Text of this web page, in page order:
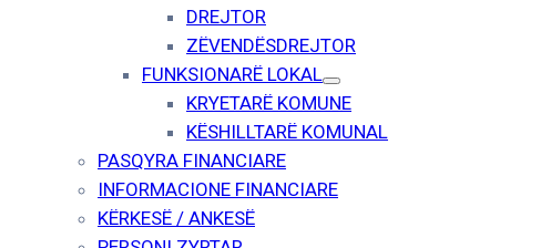
DREJTOR
ZËVENDËSDREJTOR
FUNKSIONARË LOKAL
KRYETARË KOMUNE
KËSHILLTARË KOMUNAL
PASQYRA FINANCIARE
INFORMACIONE FINANCIARE
KËRKESË / ANKESË